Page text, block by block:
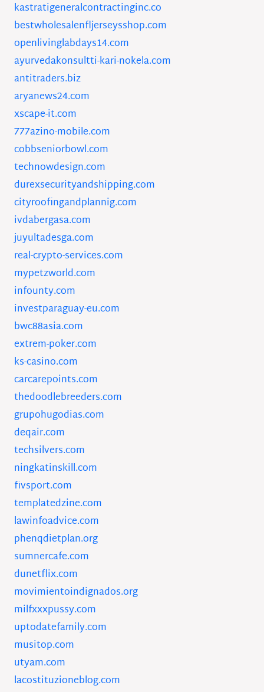
kastratigeneralcontractinginc.co
bestwholesalenfljerseysshop.com
openlivinglabdays14.com
ayurvedakonsultti-kari-nokela.com
antitraders.biz
aryanews24.com
xscape-it.com
777azino-mobile.com
cobbseniorbowl.com
technowdesign.com
durexsecurityandshipping.com
cityroofingandplannig.com
ivdabergasa.com
juyultadesga.com
real-crypto-services.com
mypetzworld.com
infounty.com
investparaguay-eu.com
bwc88asia.com
extrem-poker.com
ks-casino.com
carcarepoints.com
thedoodlebreeders.com
grupohugodias.com
deqair.com
techsilvers.com
ningkatinskill.com
fivsport.com
templatedzine.com
lawinfoadvice.com
phenqdietplan.org
sumnercafe.com
dunetflix.com
movimientoindignados.org
milfxxxpussy.com
uptodatefamily.com
musitop.com
utyam.com
lacostituzioneblog.com